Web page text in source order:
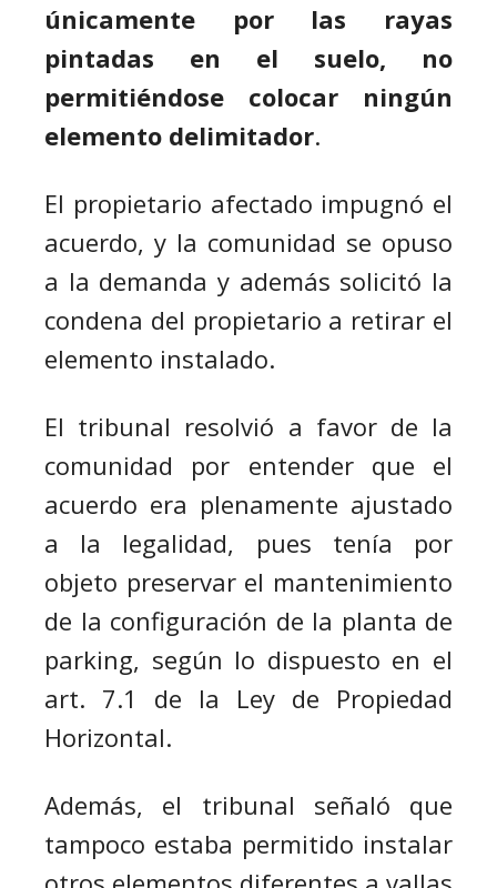
únicamente por las rayas
pintadas en el suelo, no
permitiéndose colocar ningún
elemento delimitador.
El propietario afectado impugnó el
acuerdo, y la comunidad se opuso
a la demanda y además solicitó la
condena del propietario a retirar el
elemento instalado.
El tribunal resolvió a favor de la
comunidad por entender que el
acuerdo era plenamente ajustado
a la legalidad, pues tenía por
objeto preservar el mantenimiento
de la configuración de la planta de
parking, según lo dispuesto en el
art. 7.1 de la Ley de Propiedad
Horizontal.
Además, el tribunal señaló que
tampoco estaba permitido instalar